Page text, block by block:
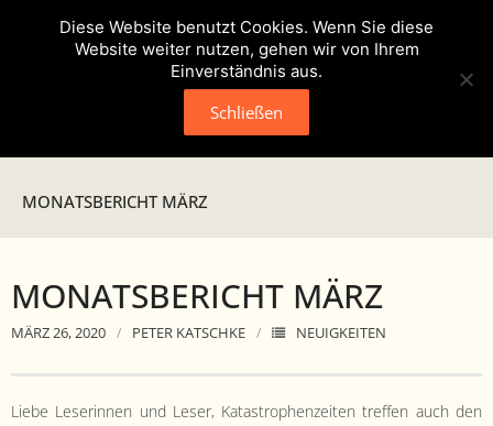
Veranstaltungen
Verein
MONATSBERICHT MÄRZ
MONATSBERICHT MÄRZ
MÄRZ 26, 2020 PETER KATSCHKE NEUIGKEITEN
Liebe Leserin­nen und Leser, Katas­tro­phen­zeit­en tre­f­fen auch den
Diese Website benutzt Cookies. Wenn Sie diese
Website weiter nutzen, gehen wir von Ihrem
Einverständnis aus.
Schließen